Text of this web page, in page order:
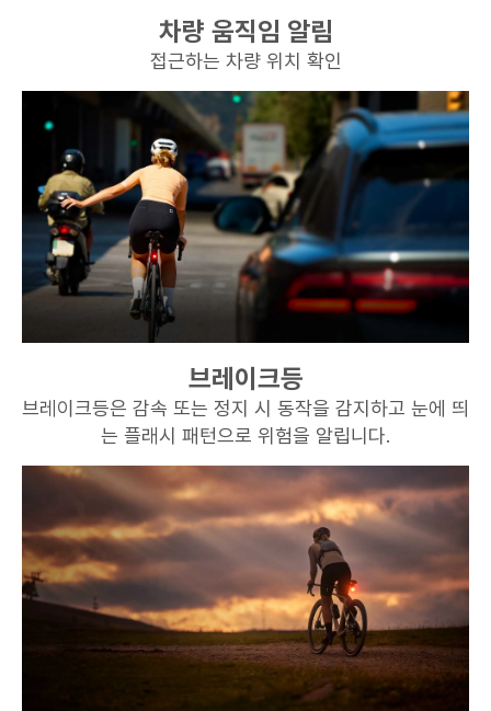
차량 움직임 알림
접근하는 차량 위치 확인
브레이크등
브레이크등은 감속 또는 정지 시 동작을 감지하고 눈에 띄
는 플래시 패턴으로 위험을 알립니다.